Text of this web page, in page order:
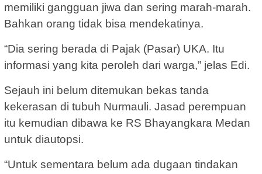
memiliki gangguan jiwa dan sering marah-marah.
Bahkan orang tidak bisa mendekatinya.
“Dia sering berada di Pajak (Pasar) UKA. Itu
informasi yang kita peroleh dari warga,” jelas Edi.
Sejauh ini belum ditemukan bekas tanda
kekerasan di tubuh Nurmauli. Jasad perempuan
itu kemudian dibawa ke RS Bhayangkara Medan
untuk diautopsi.
“Untuk sementara belum ada dugaan tindakan